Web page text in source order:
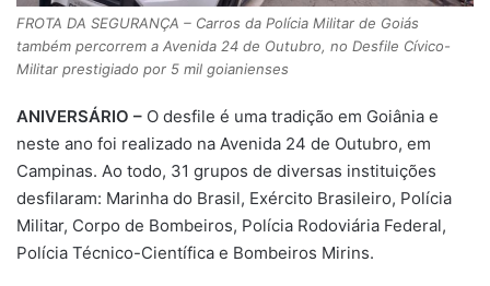
FROTA DA SEGURANÇA – Carros da Polícia Militar de Goiás
também percorrem a Avenida 24 de Outubro, no Desfile Cívico-
Militar prestigiado por 5 mil goianienses
ANIVERSÁRIO – O desfile é uma tradição em Goiânia e
neste ano foi realizado na Avenida 24 de Outubro, em
Campinas. Ao todo, 31 grupos de diversas instituições
desfilaram: Marinha do Brasil, Exército Brasileiro, Polícia
Militar, Corpo de Bombeiros, Polícia Rodoviária Federal,
Polícia Técnico-Científica e Bombeiros Mirins.